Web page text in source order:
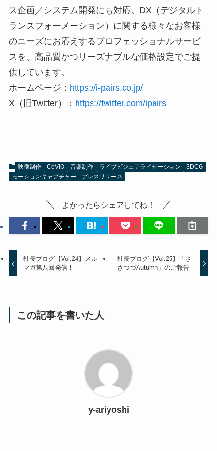
ス企画／システム開発にも対応。DX（デジタルト
ランスフォーメーション）に関する様々なお客様
のニーズにお応えするプロフェッショナルサービ
スを、高品質かつリーズナブルな価格設定でご提
供しています。
ホームページ： https://i-pairs.co.jp/
X（旧Twitter）： https://twitter.com/ipairs
映像制作 CeVIO 音楽制作 ライブビジュアライゼーション
3DCG
モーションキャプチャー
プレスリリース
よかったらシェアしてね！
社長ブログ【Vol.24】メル
マガ第八回発信！
社長ブログ【Vol.25】「さ
さつづAutumn」のご報告
この記事を書いた人
y-ariyoshi